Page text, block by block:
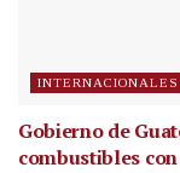
INTERNACIONALES
Gobierno de
combustibles